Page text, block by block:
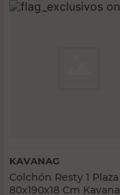
KAVANAG
Colchón Resty 1 Plaza
80x190x18 Cm